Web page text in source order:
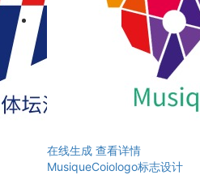
在线生成 查看详情
MusiqueCoiologo标志设计